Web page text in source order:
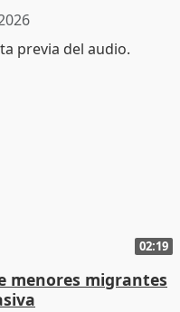
02:19
menores migrantes